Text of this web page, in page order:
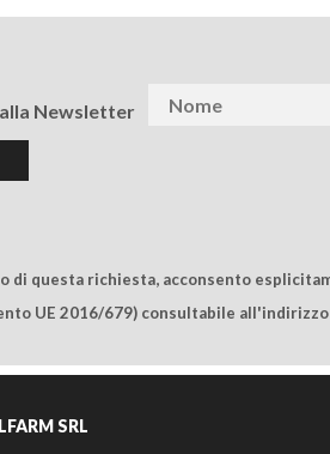
Newsletter
di questa richiesta, acconsento
UE 2016/679) consultabile all'indirizzo
SRL